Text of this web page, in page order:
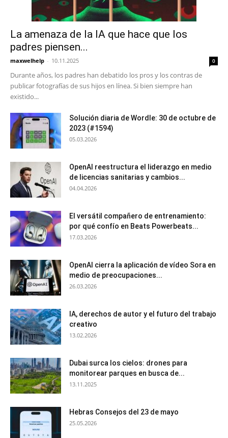
La amenaza de la IA que hace que los
padres piensen...
maxwelhelp - 10.11.2025 0
Durante años, los padres han debatido los pros y los contras de
publicar fotografías de sus hijos en línea. Si bien siempre han
existido...
Solución diaria de Wordle: 30 de octubre de
2023 (#1594)
05.03.2026
OpenAI reestructura el liderazgo en medio
de licencias sanitarias y cambios...
04.04.2026
El versátil compañero de entrenamiento:
por qué confío en Beats Powerbeats...
17.03.2026
OpenAI cierra la aplicación de vídeo Sora en
medio de preocupaciones...
26.03.2026
IA, derechos de autor y el futuro del trabajo
creativo
13.02.2026
Dubai surca los cielos: drones para
monitorear parques en busca de...
13.11.2025
Hebras Consejos del 23 de mayo
25.05.2026